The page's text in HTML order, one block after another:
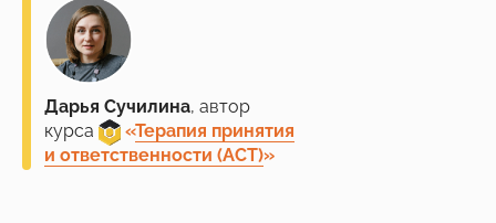
Дарья Сучилина, автор
курса ___ «Терапия принятия
и ответственности (АСТ)»